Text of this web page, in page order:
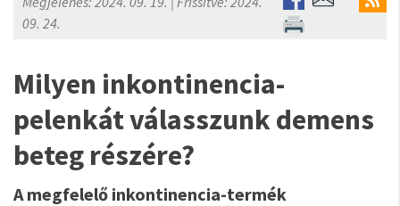
09. 24.
Milyen inkontinencia-
pelenkát válasszunk demens
beteg részére?
A megfelelő inkontinencia-termék